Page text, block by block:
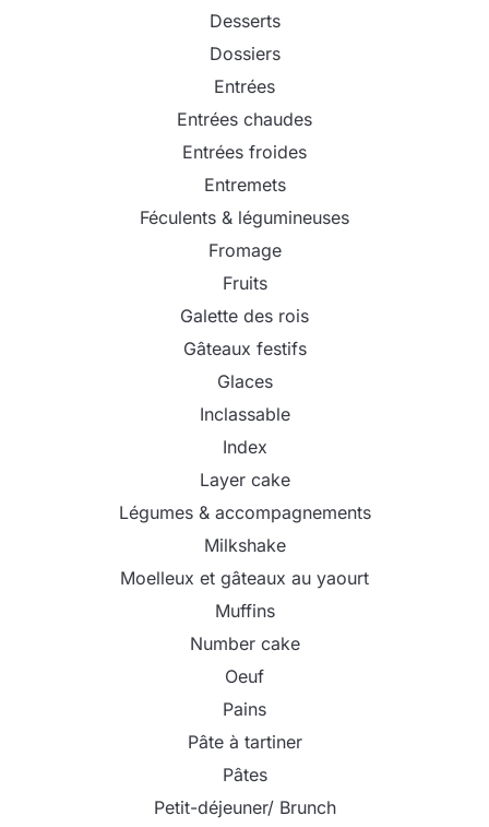
Desserts
Dossiers
Entrées
Entrées chaudes
Entrées froides
Entremets
Féculents & légumineuses
Fromage
Fruits
Galette des rois
Gâteaux festifs
Glaces
Inclassable
Index
Layer cake
Légumes & accompagnements
Milkshake
Moelleux et gâteaux au yaourt
Muffins
Number cake
Oeuf
Pains
Pâte à tartiner
Pâtes
Petit-déjeuner/ Brunch